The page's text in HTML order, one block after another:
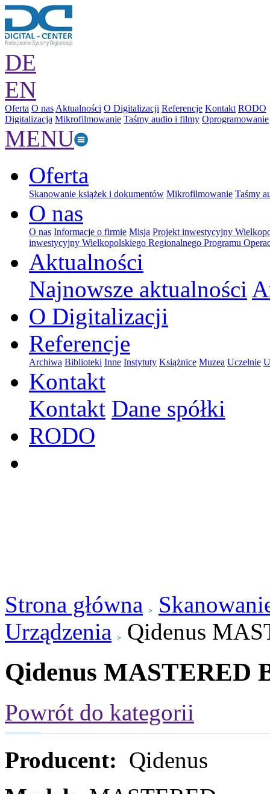
DE
EN
Oferta O nas Aktualności O Digitalizacji Referencje Kontakt RODO
Digitalizacja Mikrofilmowanie Taśmy audio i filmy Oprogramowanie
MENU
Oferta
Skanowanie książek i dokumentów Mikrofilmowanie Taśmy
O nas
O nas Informacje o firmie Misja Projekt inwestycyjny
inwestycyjny Wielkopolskiego Regionalnego Programu
Aktualności
Najnowsze aktualności
O Digitalizacji
Referencje
Archiwa Biblioteki Inne Instytuty Książnice Muzea Uczelnie
Kontakt
Kontakt Dane spółki
RODO
Strona główna
Urządzenia
Qidenus
Qidenus MASTERED
Powrót do kategorii
Producent: Qidenus